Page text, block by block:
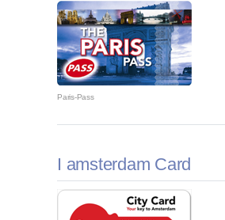
Paris-Pass
I amsterdam Card